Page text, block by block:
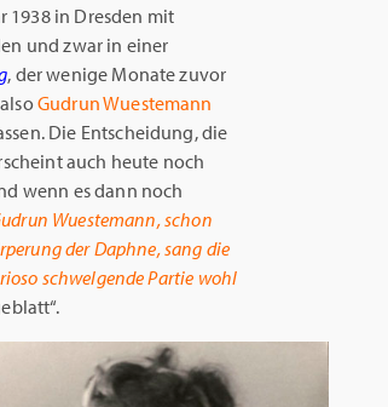
1938 in Dresden mit
und zwar in einer
, der wenige Monate zuvor
Gudrun Wuestemann
Die Entscheidung, die
auch heute noch
wenn es dann noch
Wuestemann, schon
der Daphne, sang die
schwelgende Partie wohl